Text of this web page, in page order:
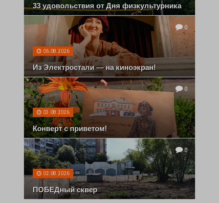
33 удовольствия от Дня физкультурника
0
06.08.2026
Из Электростали — на киноэкран!
0
03.08.2026
Конверт с приветом!
0
02.08.2026
ПОБЕДный сквер